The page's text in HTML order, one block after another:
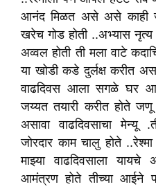
आनंद मिळत असे असे काही
खरेच गोड होती ..अभ्यास
अव्वल होती ती मला वाटे
या खोडी कडे दुर्लक्ष करीत
वाढदिवस आला सगळे घर
जय्यत तयारी करीत होते
असावा वाढदिवसाचा
जोरदार काम चालु होते
माझ्या वाढदिवसाला
आमंत्रण होते तीच्या आईने